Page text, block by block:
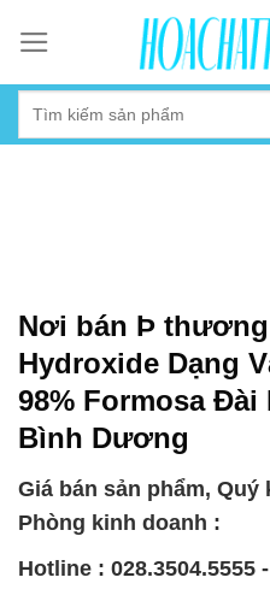
content
Nơi bán Þ
Hydroxide Dạng
98% Formosa Đài
Bình Dương
Giá bán sản phẩm,
Phòng kinh doanh :
Hotline : 028.3504.5555